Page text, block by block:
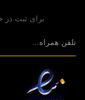
برای ثبت در